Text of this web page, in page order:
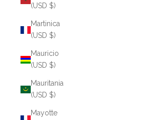
(USD $)
Martinica
(USD $)
Mauricio
(USD $)
Mauritania
(USD $)
Mayotte